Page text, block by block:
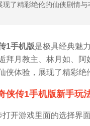
现了精彩绝伦的仙侠剧情与
1手机版是极具经典魅
拜月教主、林月如、
侠体验，展现了精彩绝
侠传1手机版新手玩
打开游戏里面的选择界